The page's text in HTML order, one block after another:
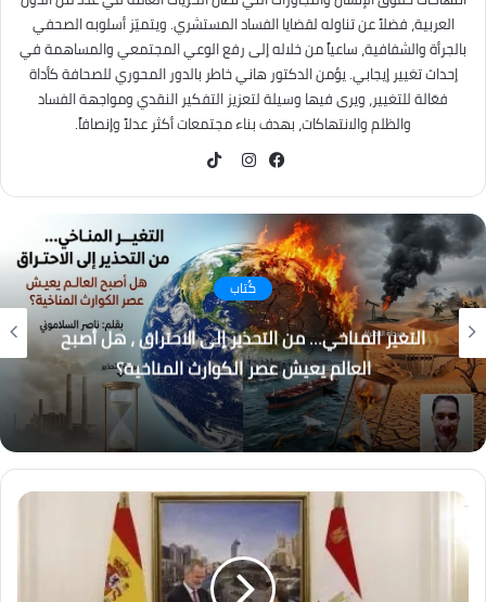
العربية، فضلاً عن تناوله لقضايا الفساد المستشري. ويتميّز أسلوبه الصحفي
بالجرأة والشفافية، ساعياً من خلاله إلى رفع الوعي المجتمعي والمساهمة في
إحداث تغيير إيجابي. يؤمن الدكتور هاني خاطر بالدور المحوري للصحافة كأداة
فعّالة للتغيير، ويرى فيها وسيلة لتعزيز التفكير النقدي ومواجهة الفساد
والظلم والانتهاكات، بهدف بناء مجتمعات أكثر عدلاً وإنصافاً.
إلى الاحتراق ، هل أصبح
المناخية؟
باب المندب.. لماذا أصبحت
الأكبر